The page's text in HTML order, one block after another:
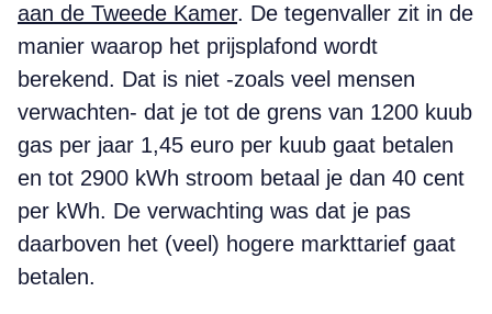
aan de Tweede Kamer. De tegenvaller zit in de
manier waarop het prijsplafond wordt
berekend. Dat is niet -zoals veel mensen
verwachten- dat je tot de grens van 1200 kuub
gas per jaar 1,45 euro per kuub gaat betalen
en tot 2900 kWh stroom betaal je dan 40 cent
per kWh. De verwachting was dat je pas
daarboven het (veel) hogere markttarief gaat
betalen.